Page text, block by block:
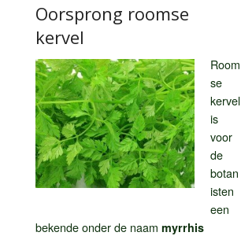
Oorsprong roomse
kervel
Room
se
kervel
is
voor
de
botan
isten
een
bekende onder de naam myrrhis